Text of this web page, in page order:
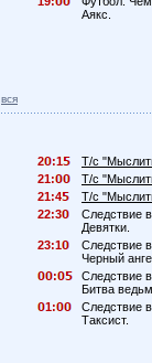
Аякс.
вся
2 :1
Т/с
21:
Т/с
21:4
Т/с
22:3
Следствие
Девятки.
23:1
Следствие
Черный
:
Следствие
Битва
1:
Следствие
Таксист.